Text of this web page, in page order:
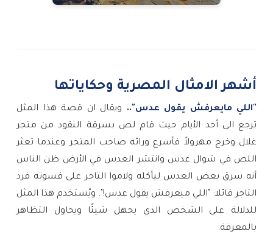
أشهر الامثال المصرية وحكاياتها
"اللي مايعرفش يقول عدس"..
ويقال ان قصة هذا المثل
ترجع الى أحد الأيام حيث قام لص بسرقة النقود من متجر
غلال وخرج مهرولاً فأسرع ورائه صاحب المتجر وعندما تعثر
اللص في شوال عدس وانتشر العدس في الأرض ظن الناس
أنه سرق بعض العدس ليأكله ولاموا التاجر على قسوته فرد
التاجر قائلا: "اللي ميعرفش يقول عدس!". ويُستخدم هذا المثل
للدلالة على الشخص الذي يجهل شيئًا ويحاول التظاهر
بالمعرفة.